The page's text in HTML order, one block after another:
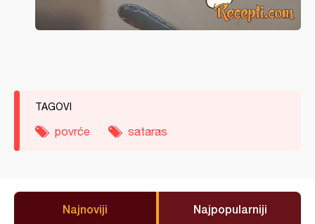
TAGOVI
povrće sataras
Najnoviji Najpopularniji